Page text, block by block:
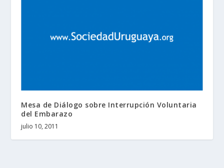
Mesa de Diálogo sobre Interrupción Voluntaria
del Embarazo
julio 10, 2011